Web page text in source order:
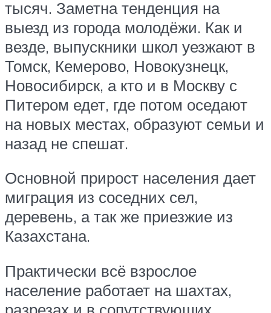
тысяч. Заметна тенденция на
выезд из города молодёжи. Как и
везде, выпускники школ уезжают в
Томск, Кемерово, Новокузнецк,
Новосибирск, а кто и в Москву с
Питером едет, где потом оседают
на новых местах, образуют семьи и
назад не спешат.
Основной прирост населения дает
миграция из соседних сел,
деревень, а так же приезжие из
Казахстана.
Практически всё взрослое
население работает на шахтах,